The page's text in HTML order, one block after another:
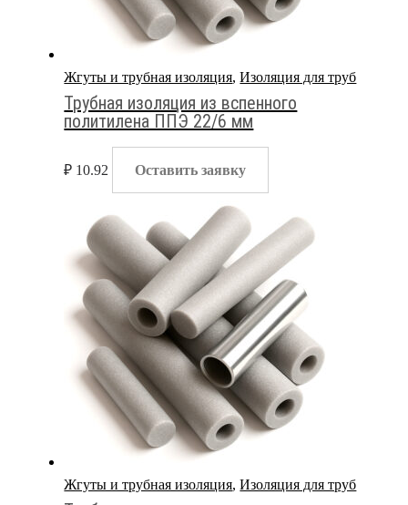
Жгуты и трубная изоляция,Изоляция для труб
Трубная изоляция из вспенного
политилена ППЭ 22/6 мм
₽ 10.92 Оставить заявку
Жгуты и трубная изоляция,Изоляция для труб